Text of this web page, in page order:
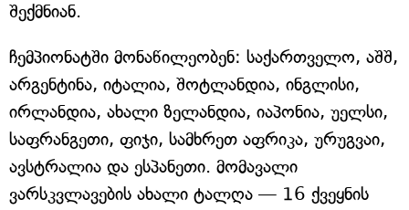
შექმნიან.
ჩემპიონატში მონაწილეობენ: საქართველო, აშშ,
არგენტინა, იტალია, შოტლანდია, ინგლისი,
ირლანდია, ახალი ზელანდია, იაპონია, უელსი,
საფრანგეთი, ფიჯი, სამხრეთ აფრიკა, ურუგვაი,
ავსტრალია და ესპანეთი. მომავალი
ვარსკვლავების ახალი ტალღა — 16 ქვეყნის